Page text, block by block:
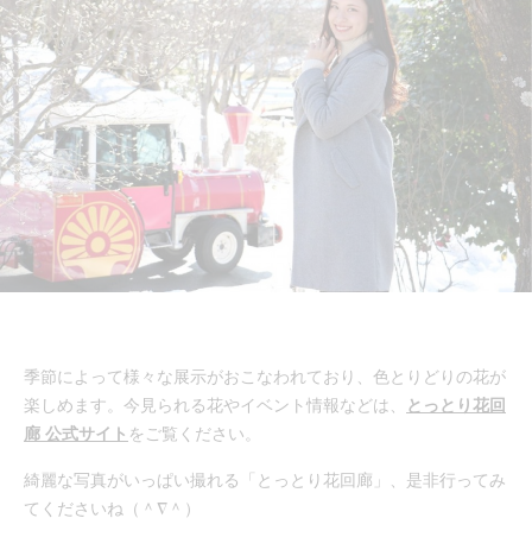
季節によって様々な展示がおこなわれており、色とりどりの花が
楽しめます。今見られる花やイベント情報などは、
とっとり花回
廊 公式サイト をご覧ください。
綺麗な写真がいっぱい撮れる「とっとり花回廊」、是非行ってみ
てくださいね（＾∇＾）